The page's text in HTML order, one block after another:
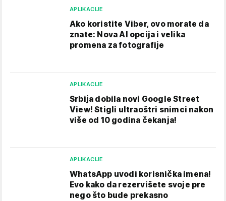
APLIKACIJE
Ako koristite Viber, ovo morate da
znate: Nova AI opcija i velika
promena za fotografije
APLIKACIJE
Srbija dobila novi Google Street
View! Stigli ultraoštri snimci nakon
više od 10 godina čekanja!
APLIKACIJE
WhatsApp uvodi korisnička imena!
Evo kako da rezervišete svoje pre
nego što bude prekasno